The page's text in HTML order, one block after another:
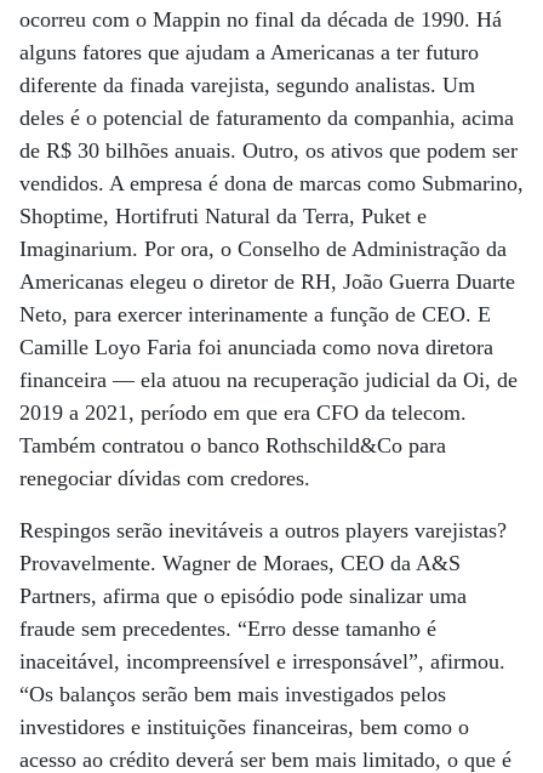
ocorreu com o Mappin no final da década de 1990. Há
alguns fatores que ajudam a Americanas a ter futuro
diferente da finada varejista, segundo analistas. Um
deles é o potencial de faturamento da companhia, acima
de R$ 30 bilhões anuais. Outro, os ativos que podem ser
vendidos. A empresa é dona de marcas como Submarino,
Shoptime, Hortifruti Natural da Terra, Puket e
Imaginarium. Por ora, o Conselho de Administração da
Americanas elegeu o diretor de RH, João Guerra Duarte
Neto, para exercer interinamente a função de CEO. E
Camille Loyo Faria foi anunciada como nova diretora
financeira — ela atuou na recuperação judicial da Oi, de
2019 a 2021, período em que era CFO da telecom.
Também contratou o banco Rothschild&Co para
renegociar dívidas com credores.
Respingos serão inevitáveis a outros players varejistas?
Provavelmente. Wagner de Moraes, CEO da A&S
Partners, afirma que o episódio pode sinalizar uma
fraude sem precedentes. “Erro desse tamanho é
inaceitável, incompreensível e irresponsável”, afirmou.
“Os balanços serão bem mais investigados pelos
investidores e instituições financeiras, bem como o
acesso ao crédito deverá ser bem mais limitado, o que é